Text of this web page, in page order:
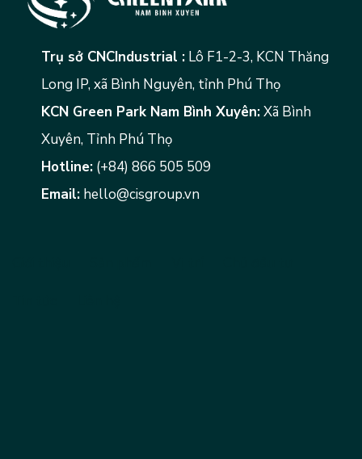
Trụ sở CNCIndustrial : Lô F1-2-3, KCN Thăng
Long IP, xã Bình Nguyên, tỉnh Phú Thọ
KCN Green Park Nam Bình Xuyên:Xã Bình
Xuyên, Tỉnh Phú Thọ
Hotline: (+84) 866 505 509
Email: hello@cisgroup.vn